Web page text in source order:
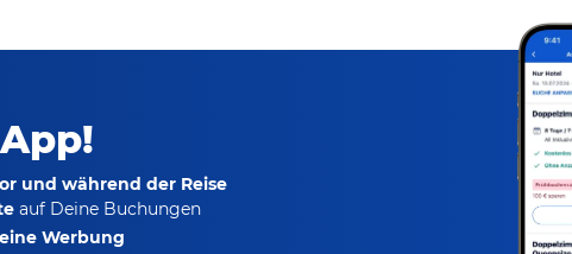
und während der Reise
auf Deine Buchungen
Werbung